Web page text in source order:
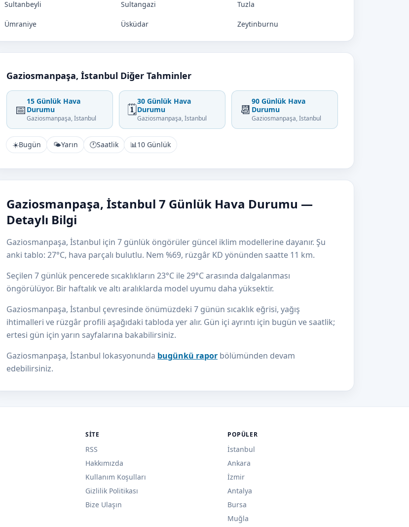
Sultanbeyli Sultangazi Tuzla
Ümraniye Üsküdar Zeytinburnu
Gaziosmanpaşa, İstanbul Diğer Tahminler
📅
15 Günlük Hava
Durumu
Gaziosmanpaşa, İstanbul
🗓️
30 Günlük Hava
Durumu
Gaziosmanpaşa, İstanbul
📆
90 Günlük Hava
Durumu
Gaziosmanpaşa, İstanbul
☀️Bugün 🌤️Yarın 🕐Saatlik 📊10 Günlük
Gaziosmanpaşa, İstanbul 7 Günlük Hava Durumu —
Detaylı Bilgi
Gaziosmanpaşa, İstanbul için 7 günlük öngörüler güncel iklim modellerine dayanır. Şu
anki tablo: 27°C, hava parçalı bulutlu. Nem %69, rüzgâr KD yönünden saatte 11 km.
Seçilen 7 günlük pencerede sıcaklıkların 23°C ile 29°C arasında dalgalanması
öngörülüyor. Bir haftalık ve altı aralıklarda model uyumu daha yüksektir.
Gaziosmanpaşa, İstanbul çevresinde önümüzdeki 7 günün sıcaklık eğrisi, yağış
ihtimalleri ve rüzgâr profili aşağıdaki tabloda yer alır. Gün içi ayrıntı için bugün ve saatlik;
ertesi gün için yarın sayfalarına bakabilirsiniz.
Gaziosmanpaşa, İstanbul lokasyonunda bugünkü rapor bölümünden devam
edebilirsiniz.
SITE
RSS
Hakkımızda
Kullanım Koşulları
Gizlilik Politikası
Bize Ulaşın
POPÜLER
İstanbul
Ankara
İzmir
Antalya
Bursa
Muğla